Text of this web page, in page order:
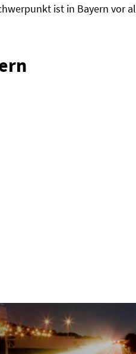
ist in Bayern vor